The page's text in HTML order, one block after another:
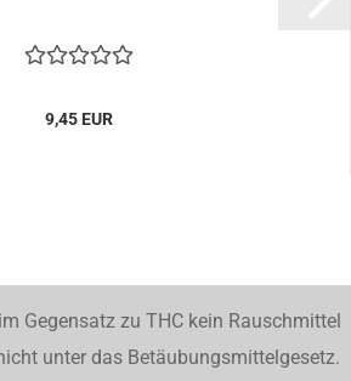
9,45 EUR
Gegensatz zu THC kein Rauschmittel
unter das Betäubungsmittelgesetz.